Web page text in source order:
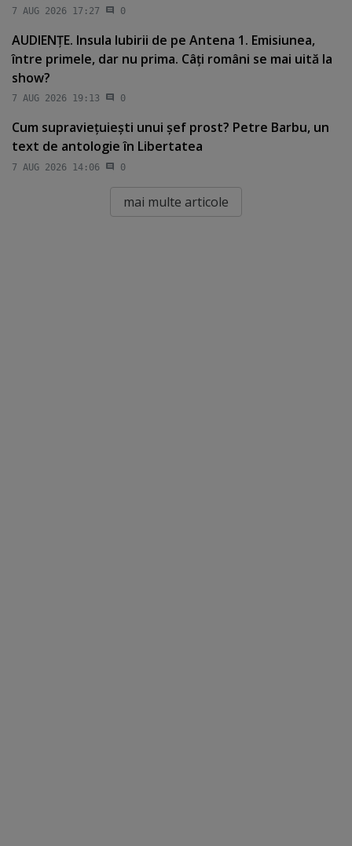
7 AUG 2026 17:27 0
AUDIENŢE. Insula Iubirii de pe Antena 1. Emisiunea,
între primele, dar nu prima. Câţi români se mai uită la
show?
7 AUG 2026 19:13 0
Cum supravieţuieşti unui şef prost? Petre Barbu, un
text de antologie în Libertatea
7 AUG 2026 14:06 0
mai multe articole